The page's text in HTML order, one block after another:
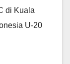
di Kuala
U-20